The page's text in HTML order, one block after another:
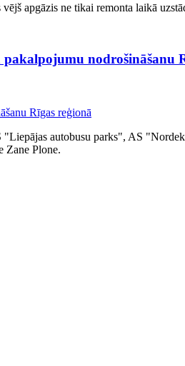
apgāzis ne tikai remonta laikā
nodrošināšanu
autobusu parks", AS
Zane Plone.